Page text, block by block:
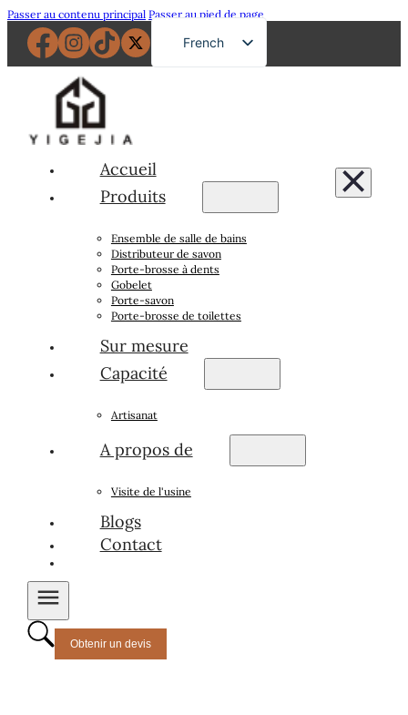
Passer au contenu principal Passer au pied de page
French
English
Arabic
Accueil
Produits
Ensemble de salle de bains
Distributeur de savon
Porte-brosse à dents
Gobelet
Porte-savon
Porte-brosse de toilettes
Sur mesure
Capacité
Artisanat
A propos de
Visite de l'usine
Blogs
Contact
Obtenir un devis